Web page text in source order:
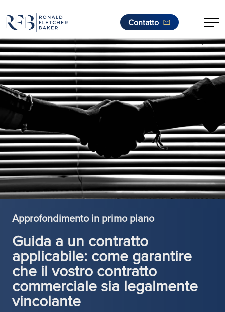
Vai al contenuto
Contatto
.
Approfondimento in primo piano
Guida a un contratto
applicabile: come garantire
che il vostro contratto
commerciale sia legalmente
vincolante